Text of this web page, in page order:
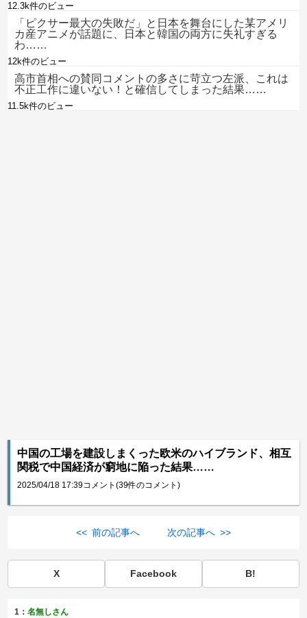
12.3k件のビュー
「ピクサー最大の失敗だ」と日本を舞台にした某アメリ
カ産アニメが話題に、日本と韓国の両方に失礼すぎる
わ……
12k件のビュー
高市首相への賛同コメントの多さに苛立つ左派、これは
不正工作に違いない！と確信してしまった結果……
11.5k件のビュー
中国の工場を建設しまくった欧米のハイブランド、相互
関税で中国経済が窮地に陥った結果……
2025/04/18 17:39コメント(39件のコメント)
<< 前の記事へ 次の記事へ >>
X Facebook B!
1：名無しさん